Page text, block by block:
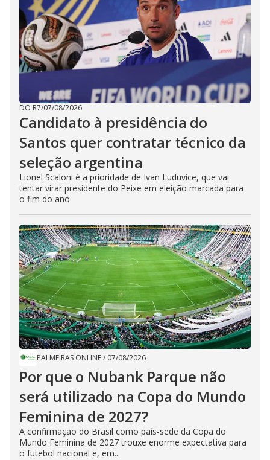
DO R7/07/08/2026
Candidato à presidência do
Santos quer contratar técnico da
seleção argentina
Lionel Scaloni é a prioridade de Ivan Luduvice, que vai
tentar virar presidente do Peixe em eleição marcada para
o fim do ano
PALMEIRAS ONLINE/ 07/08/2026
Por que o Nubank Parque não
será utilizado na Copa do Mundo
Feminina de 2027?
A confirmação do Brasil como país-sede da Copa do
Mundo Feminina de 2027 trouxe enorme expectativa para
o futebol nacional e, em...